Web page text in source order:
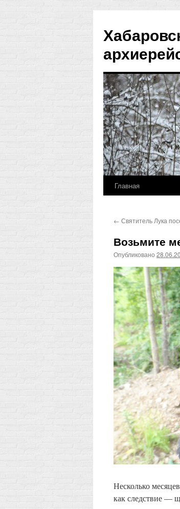
Перейти
содержимому
Главная
← Святитель Лука
Возьмите
Опубликовано
Несколько
как следствие —